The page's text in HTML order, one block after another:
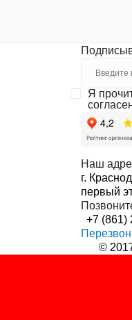
Я
Наш
г.
первый
+7 (861)
©